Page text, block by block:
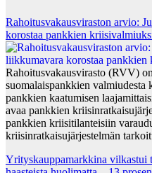
Rahoitusvakausviraston arvio:
korostaa pankkien
Rahoitusvakausvirasto (RVV)
suomalaispankkien valmiudesta
pankkien kaatumisen
avaa pankkien
pankkien kriisitilanteisiin
kriisinratkaisujärjestelmän
Yrityskauppamarkkina vilkastui